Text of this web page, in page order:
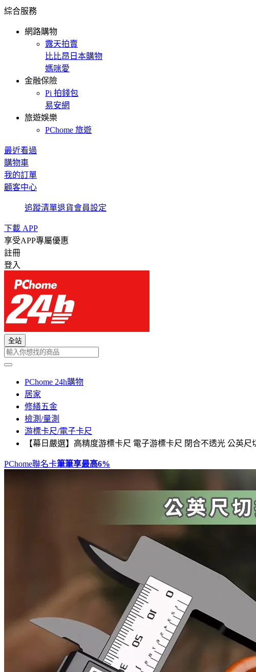
綜合服務
網路購物
露天拍賣
比比昂日本購物
媽咪愛
金融保險
Pi 拍錢包
易安網
旅遊娛樂
PChome 旅遊
最近看過
購物車
我的訂單
顧客中心
追蹤清單退貨會員設定
下載 APP
享受APP專屬優惠
註冊
登入
全站
PChome 24h購物
居家
修繕五金
檢測/量測
游標卡尺/電子卡尺
【幕日嚴選】高精度游標卡尺 電子游標卡尺 閉合不透光 公英
PChome聯名卡筆筆享最高6%